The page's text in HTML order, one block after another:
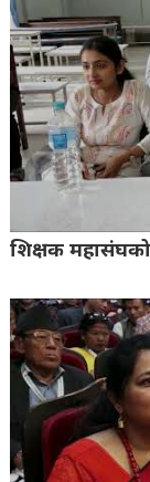
शिक्षक